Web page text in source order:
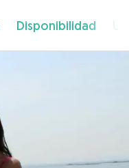
Disponibilidad